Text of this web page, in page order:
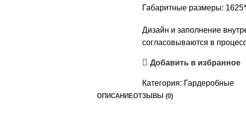
Габаритные размеры:
Дизайн и заполнение
согласовываются в
Добавить в избранное
Категория: Гардеробные
ОПИСАНИЕОТЗЫВЫ (0)